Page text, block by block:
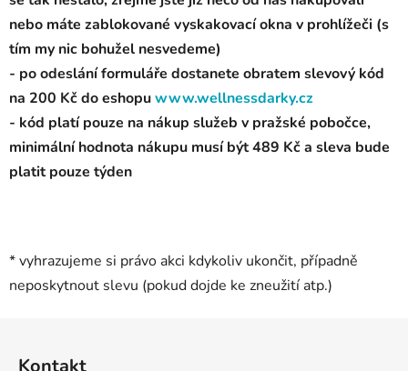
nebo máte zablokované vyskakovací okna v prohlížeči (s
tím my nic bohužel nesvedeme)
- po odeslání formuláře dostanete obratem slevový kód
na 200 Kč do eshopuwww.wellnessdarky.cz
- kód platí pouze na nákup služeb v pražské pobočce,
minimální hodnota nákupu musí být 489 Kč a sleva bude
platit pouze týden
* vyhrazujeme si právo akci kdykoliv ukončit, případně
neposkytnout slevu (pokud dojde ke zneužití atp.)